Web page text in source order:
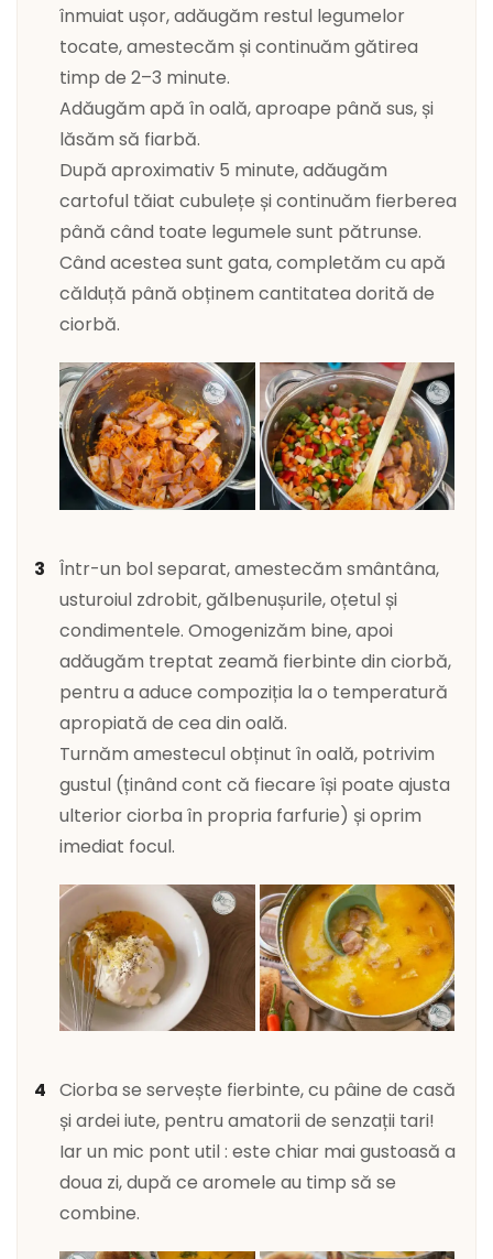
înmuiat ușor, adăugăm restul legumelor
tocate, amestecăm și continuăm gătirea
timp de 2–3 minute.
Adăugăm apă în oală, aproape până sus, și
lăsăm să fiarbă.
După aproximativ 5 minute, adăugăm
cartoful tăiat cubulețe și continuăm fierberea
până când toate legumele sunt pătrunse.
Când acestea sunt gata, completăm cu apă
călduță până obținem cantitatea dorită de
ciorbă.
Într-un bol separat, amestecăm smântâna,
usturoiul zdrobit, gălbenușurile, oțetul și
condimentele. Omogenizăm bine, apoi
adăugăm treptat zeamă fierbinte din ciorbă,
pentru a aduce compoziția la o temperatură
apropiată de cea din oală.
Turnăm amestecul obținut în oală, potrivim
gustul (ținând cont că fiecare își poate ajusta
ulterior ciorba în propria farfurie) și oprim
imediat focul.
Ciorba se servește fierbinte, cu pâine de casă
și ardei iute, pentru amatorii de senzații tari!
Iar un mic pont util : este chiar mai gustoasă a
doua zi, după ce aromele au timp să se
combine.